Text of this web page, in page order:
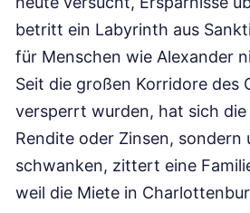
betritt ein Labyrinth aus
für Menschen wie Alexander
Seit die großen Korridore des
versperrt wurden, hat sich
Rendite oder Zinsen, sondern
schwanken, zittert eine
weil die Miete in